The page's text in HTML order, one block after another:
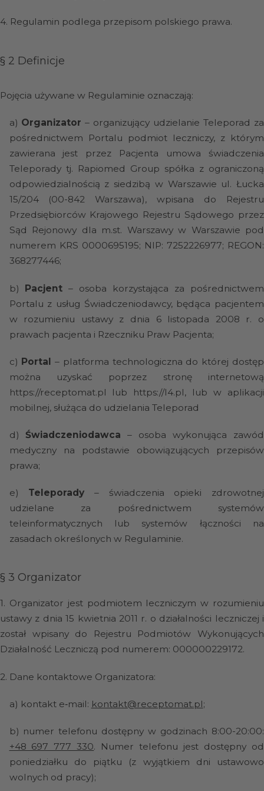
4. Regulamin podlega przepisom polskiego prawa.
§ 2 Definicje
Pojęcia używane w Regulaminie oznaczają:
a) Organizator – organizujący udzielanie Teleporad za
pośrednictwem Portalu podmiot leczniczy, z którym
zawierana jest przez Pacjenta umowa świadczenia
Teleporady tj. Rapiomed Group spółka z ograniczoną
odpowiedzialnością z siedzibą w Warszawie ul. Łucka
15/204 (00-842 Warszawa), wpisana do Rejestru
Przedsiębiorców Krajowego Rejestru Sądowego przez
Sąd Rejonowy dla m.st. Warszawy w Warszawie pod
numerem KRS 0000695195; NIP: 7252226977; REGON:
368277446;
b) Pacjent – osoba korzystająca za pośrednictwem
Portalu z usług Świadczeniodawcy, będąca pacjentem
w rozumieniu ustawy z dnia 6 listopada 2008 r. o
prawach pacjenta i Rzeczniku Praw Pacjenta;
c) Portal – platforma technologiczna do której dostęp
można uzyskać poprzez stronę internetową
https://receptomat.pl lub https://l4.pl, lub w aplikacji
mobilnej, służąca do udzielania Teleporad
d) Świadczeniodawca – osoba wykonująca zawód
medyczny na podstawie obowiązujących przepisów
prawa;
e) Teleporady – świadczenia opieki zdrowotnej
udzielane za pośrednictwem systemów
teleinformatycznych lub systemów łączności na
zasadach określonych w Regulaminie.
§ 3 Organizator
1. Organizator jest podmiotem leczniczym w rozumieniu
ustawy z dnia 15 kwietnia 2011 r. o działalności leczniczej i
został wpisany do Rejestru Podmiotów Wykonujących
Działalność Leczniczą pod numerem: 000000229172.
2. Dane kontaktowe Organizatora:
a) kontakt e‑mail: kontakt@receptomat.pl;
b) numer telefonu dostępny w godzinach 8:00-20:00:
+48 697 777 330. Numer telefonu jest dostępny od
poniedziałku do piątku (z wyjątkiem dni ustawowo
wolnych od pracy);